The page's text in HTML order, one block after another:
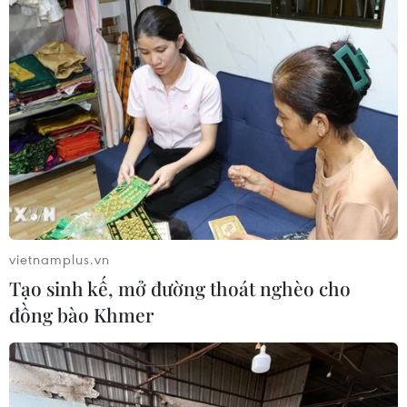
03/08/2026 07:39
ASEAN Cup 2026: Indonesia tổn thất
lực lượng trước trận quyết đấu tuyển
Việt Nam
03/08/2026 07:21
Làn sóng phản đối lan khắp châu Âu,
FIFA đối diện yêu cầu cải tổ
Nhận định Campuchia vs
Timor Leste: Trận chiến vì 3 điểm
danh dự cho "Các chiến binh
Angkor"
vietnamplus.vn
Tạo sinh kế, mở đường thoát nghèo cho
đồng bào Khmer